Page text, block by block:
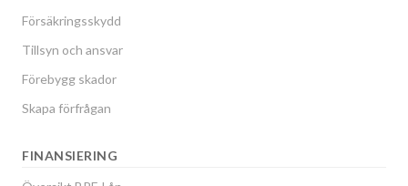
Försäkringsskydd
Tillsyn och ansvar
Förebygg skador
Skapa förfrågan
FINANSIERING